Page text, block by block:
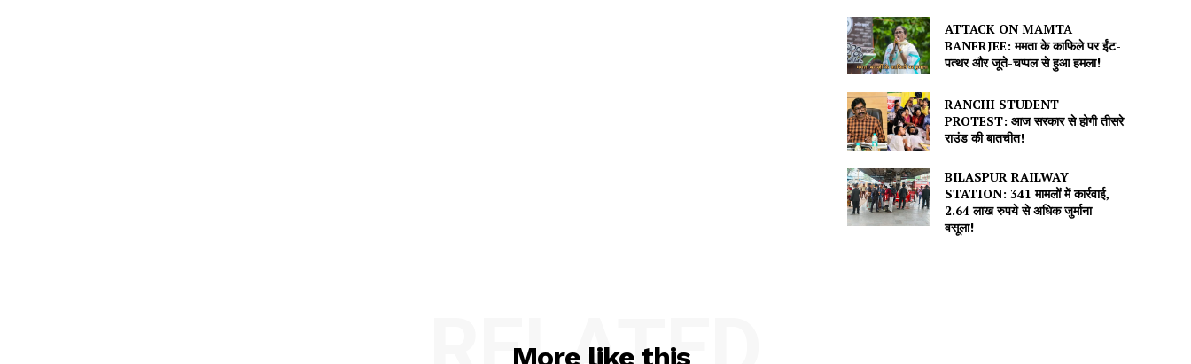
ATTACK ON MAMTA
BANERJEE: ममता के काफिले पर ईंट-
पत्थर और जूते-चप्पल से हुआ हमला!
RANCHI STUDENT
PROTEST: आज सरकार से होगी तीसरे
राउंड की बातचीत!
BILASPUR RAILWAY
STATION: 341 मामलों में कार्रवाई,
2.64 लाख रुपये से अधिक जुर्माना
वसूला!
More like this